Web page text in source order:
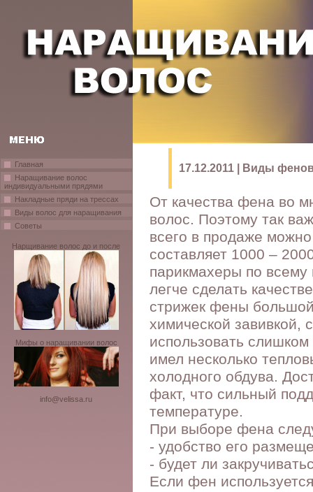
Главная
Наращивание волос
индивидуальными прядями
Накладные пряди на трессах
Виды волос для наращивания
Советы
Нарщивание волос до и после
Мифы о наращивании волос
info@velissa.ru
17.12.2011 | Виды
От качества фена во
волос. Поэтому так
всего в продаже
составляет 1000 –
парикмахеры по
легче сделать
стрижек фены
химической завивкой,
использовать
имел несколько
холодного обдува.
факт, что сильный
температуре.
При выборе фена
- удобство его
- будет ли
Если фен